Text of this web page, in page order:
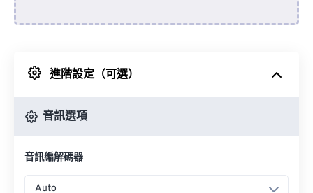
來自 Google 雲端硬碟
進階設定（可選）
音訊選項
音訊編解碼器
Auto